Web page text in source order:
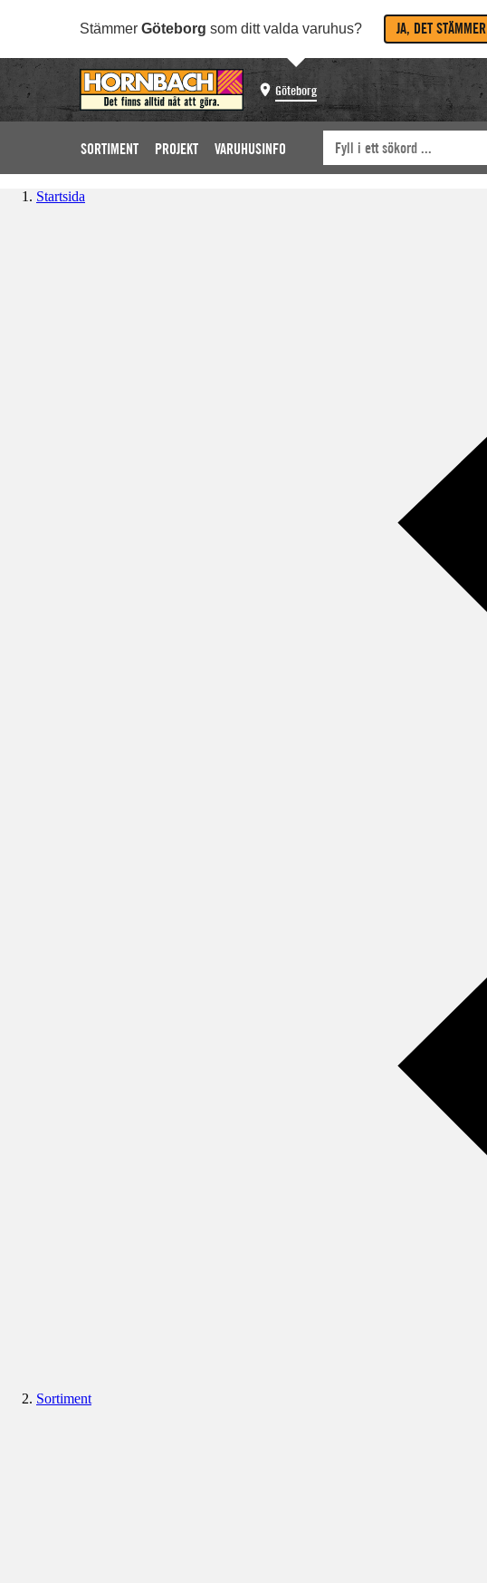
Stämmer Göteborg som ditt valda varuhus? JA, DET STÄMMER
Göteborg
SORTIMENT PROJEKT VARUHUSINFO
Startsida
Sortiment